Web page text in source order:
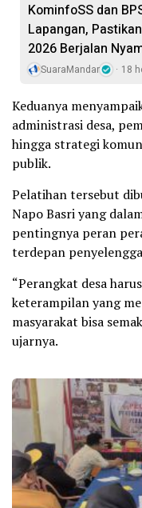
KominfoSS dan
Lapangan,
2026 Berjalan
SuaraMandar 18
Keduanya
administrasi desa,
hingga strategi
publik.
Pelatihan tersebut
Napo Basri yang
pentingnya peran
terdepan
“Perangkat desa
keterampilan yang
masyarakat bisa
ujarnya.